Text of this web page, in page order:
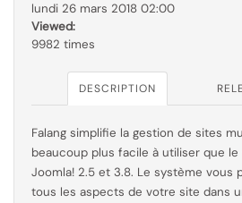
lundi 26 mars 2018 02:00
Viewed:
9982 times
DESCRIPTION
Falang simplifie la gestion de sites
beaucoup plus facile à utiliser que le
Joomla! 2.5 et 3.8. Le système vous
tous les aspects de votre site dans